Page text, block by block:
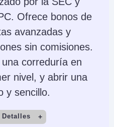
Client Portal,
AlgoTrader,
OmniTrader,
TradingView, eSignal,
TradingCentral,
ProRealTime,
Trading Automatizado
Ofrece bonos de
avanzadas y
sin comisiones.
correduría en
nivel, y abrir una
y sencillo.